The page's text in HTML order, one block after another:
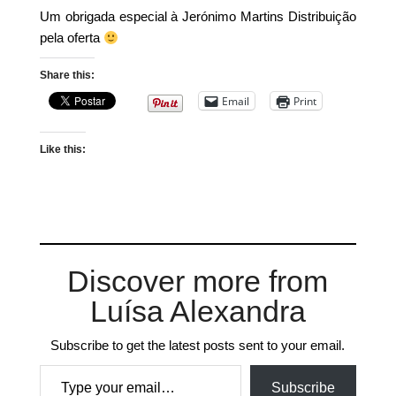
Um obrigada especial à Jerónimo Martins Distribuição
pela oferta
Share this:
Email Print
Like this:
Discover more from
Luísa Alexandra
Subscribe to get the latest posts sent to your email.
Type your email…
Subscribe